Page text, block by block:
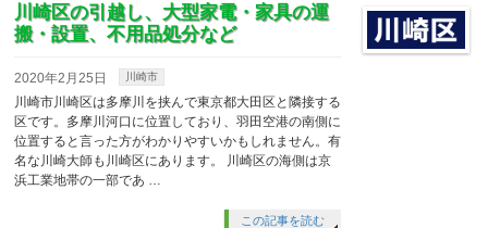
川崎区の引越し、大型家電・家具の運
搬・設置、不用品処分など
2020年2月25日 川崎市
川崎市川崎区は多摩川を挟んで東京都大田区と隣接する
区です。多摩川河口に位置しており、羽田空港の南側に
位置すると言った方がわかりやすいかもしれません。有
名な川崎大師も川崎区にあります。 川崎区の海側は京
浜工業地帯の一部であ …
この記事を読む